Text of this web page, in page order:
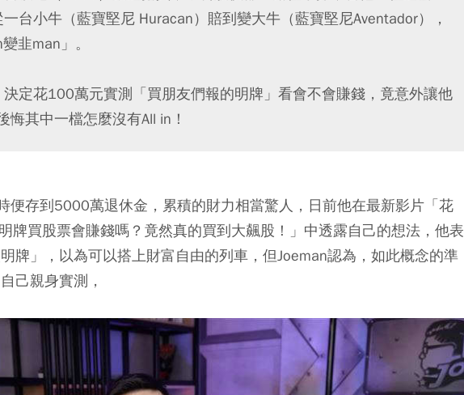
台小牛（藍寶堅尼 Huracan）賠到變大牛（藍寶堅尼Aventador），
韭man」。
定花100萬元實測「買朋友們報的明牌」看會不會賺錢，竟意外讓他
悔其中一檔怎麼沒有All in！
便存到5000萬退休金，累積的財力相當驚人，日前他在最新影片「花
牌買股票會賺錢嗎？竟然真的買到大飆股！」中透露自己的想法，他表
牌」，以為可以搭上財富自由的列車，但Joeman認為，如此概念的準
己親身實測，